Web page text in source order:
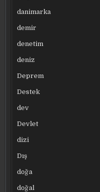
danimarka
demir
denetim
deniz
Deprem
Destek
dev
Devlet
dizi
Dış
doğa
doğal